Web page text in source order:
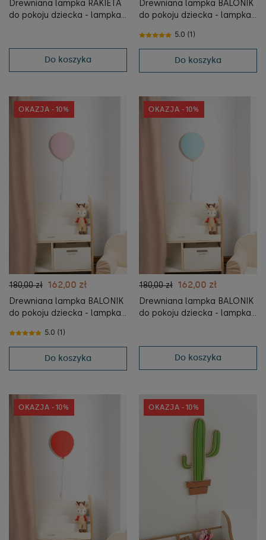
Drewniana lampka RAKIETA
do pokoju dziecka - lampka
Do koszyka
Drewniana lampka BALONIK
do pokoju dziecka - lampka
- tupti.lights
5.0 (1)
Do koszyka
180,00 zł 162,00 zł
Drewniana lampka BALONIK
do pokoju dziecka - lampka
tupti.lights5.0 (1)
Do koszyka
OKAZJA -10%
180,00 zł 162,00 zł
Drewniana lampka BALONIK
do pokoju dziecka - lampka
Do koszyka
OKAZJA -10%
OKAZJA -10% OKAZJA -10%